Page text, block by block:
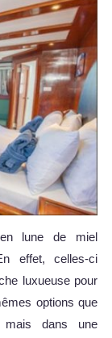
lune de miel
effet, celles-ci
luxueuse pour
options que
mais dans une